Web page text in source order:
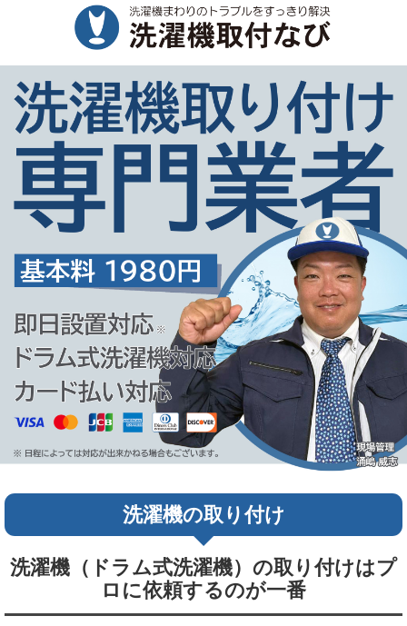
洗濯機の取り付け
洗濯機（ドラム式洗濯機）の取り付けはプ
ロに依頼するのが一番